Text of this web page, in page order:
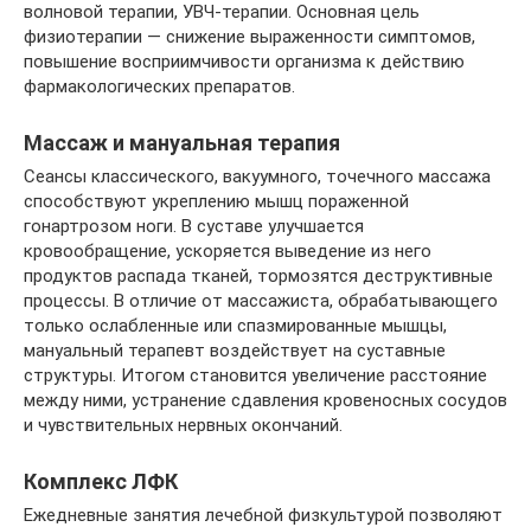
волновой терапии, УВЧ-терапии. Основная цель
физиотерапии — снижение выраженности симптомов,
повышение восприимчивости организма к действию
фармакологических препаратов.
Массаж и мануальная терапия
Сеансы классического, вакуумного, точечного массажа
способствуют укреплению мышц пораженной
гонартрозом ноги. В суставе улучшается
кровообращение, ускоряется выведение из него
продуктов распада тканей, тормозятся деструктивные
процессы. В отличие от массажиста, обрабатывающего
только ослабленные или спазмированные мышцы,
мануальный терапевт воздействует на суставные
структуры. Итогом становится увеличение расстояние
между ними, устранение сдавления кровеносных сосудов
и чувствительных нервных окончаний.
Комплекс ЛФК
Ежедневные занятия лечебной физкультурой позволяют